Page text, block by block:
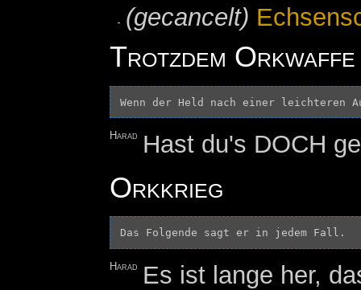
(gecancelt)
Trotzdem
Harad Hast du's DOCH
Orkkrieg
Harad
Es ist lange her,